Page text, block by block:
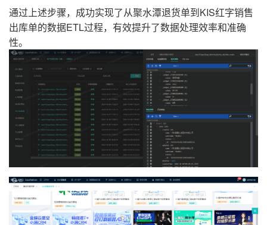
通过上述步骤，成功实现了从聚水潭退货单到KIS红字销售
出库单的数据ETL过程，有效提升了数据处理效率和准确
性。